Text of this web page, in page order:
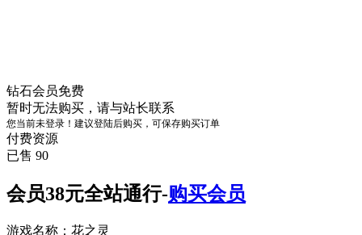
钻石会员免费
暂时无法购买，请与站长联系
您当前未登录！建议登陆后购买，可保存购买订单
付费资源
已售 90
会员38元全站通行-购买会员
游戏名称：花之灵